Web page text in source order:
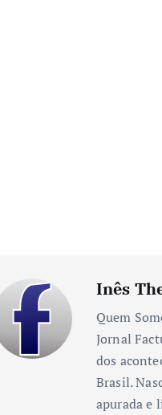
Inês
Quem
Jornal
dos
Brasil.
apurada e